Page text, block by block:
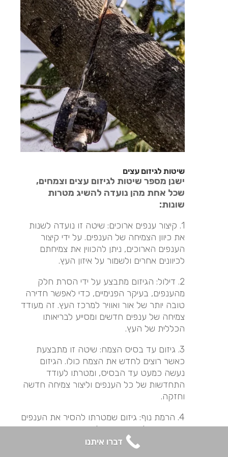
שיטות לגיזום עצים
ישנן מספר שיטות לגיזום עצים וצמחים,
שכל אחת מהן נועדה להשיג מטרות
שונות:
1. קיצור ענפים ארוכים: שיטה זו נועדה לשנות
את כיוון הצמיחה של הענפים. על ידי קיצור
הענפים הארוכים, ניתן להכווין את צמיחתם
לכיוונים אחרים ולשמור על איזון העץ.
2. דילול: הגיזום מתבצע על ידי הסרת חלק
מהענפים, בעיקר הפנימיים, כדי לאפשר חדירה
טובה יותר של אור ואוויר למרכז העץ. זה מעודד
צמיחה של ענפים חדשים ומסייע לבריאותו
הכללית של העץ.
3. גיזום עד בסיס הצמח: שיטה זו מתבצעת
כאשר רוצים לחדש את הצמח כולו. הגיזום
נעשה כמעט עד הבסיס, ומטרתו לעודד
התחדשות של כל הענפים וליצור צמיחה חדשה
וחזקה.
4. הרמת נוף: גיזום שמטרתו להסיר את הענפים
הנמוכים של העץ, ובכך להגביה את כיפת העץ
(הנוף). פעולה זו מקלה על תנועת אנשים וכלי
רכב מתחת לעץ והיא גם מאפשרת יותר אור
דברו איתנו